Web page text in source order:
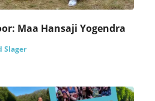
Maa Hansaji Yogendra
Slager